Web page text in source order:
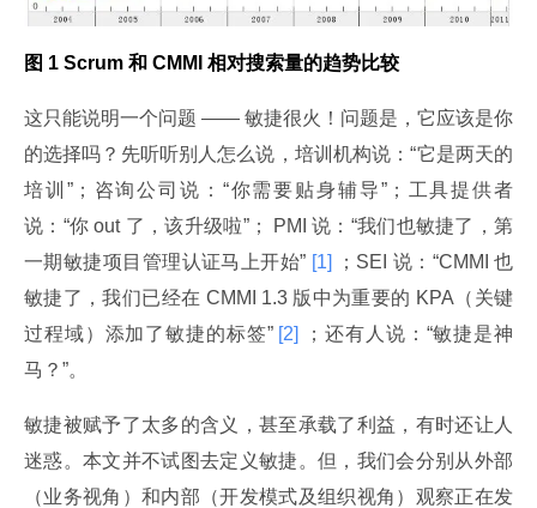
图 1 Scrum 和 CMMI 相对搜索量的趋势比较
这只能说明一个问题 —— 敏捷很火！问题是，它应该是你
的选择吗？先听听别人怎么说，培训机构说：“它是两天的
培训”；咨询公司说：“你需要贴身辅导”；工具提供者
说：“你 out 了，该升级啦”； PMI 说：“我们也敏捷了，第
一期敏捷项目管理认证马上开始” [1]
；SEI 说：“CMMI 也
敏捷了，我们已经在 CMMI 1.3 版中为重要的 KPA（关键
过程域）添加了敏捷的标签” [2]
；还有人说：“敏捷是神
马？”。
敏捷被赋予了太多的含义，甚至承载了利益，有时还让人
迷惑。本文并不试图去定义敏捷。但，我们会分别从外部
（业务视角）和内部（开发模式及组织视角）观察正在发